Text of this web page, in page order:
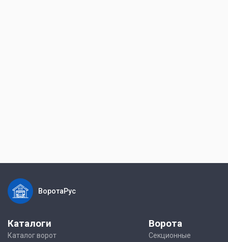
ВоротаРус
Каталоги
Каталог ворот
Ворота
Секционные